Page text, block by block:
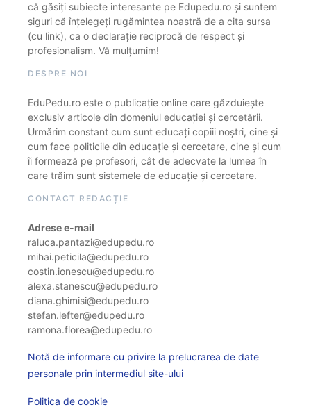
că găsiți subiecte interesante pe Edupedu.ro și suntem
siguri că înțelegeți rugămintea noastră de a cita sursa
(cu link), ca o declarație reciprocă de respect și
profesionalism. Vă mulțumim!
DESPRE NOI
EduPedu.ro este o publicație online care găzduiește
exclusiv articole din domeniul educației și cercetării.
Urmărim constant cum sunt educați copiii noștri, cine și
cum face politicile din educație și cercetare, cine și cum
îi formează pe profesori, cât de adecvate la lumea în
care trăim sunt sistemele de educație și cercetare.
CONTACT REDACȚIE
Adrese e-mail
raluca.pantazi@edupedu.ro
mihai.peticila@edupedu.ro
costin.ionescu@edupedu.ro
alexa.stanescu@edupedu.ro
diana.ghimisi@edupedu.ro
stefan.lefter@edupedu.ro
ramona.florea@edupedu.ro
Notă de informare cu privire la prelucrarea de date
personale prin intermediul site-ului
Politica de cookie